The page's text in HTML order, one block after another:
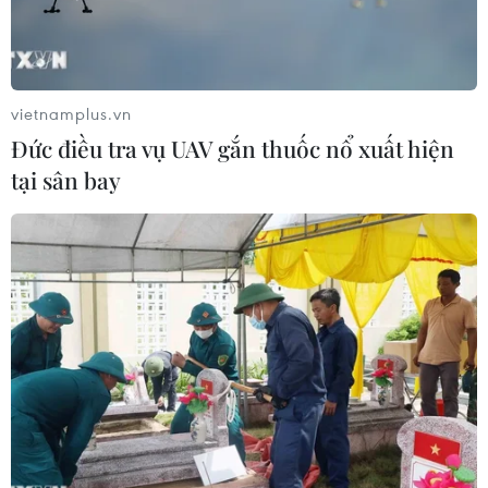
cố.
Tình huống giả định lực lượng chức năng đưa người bị thương
ra khỏi hiện trường vụ cháy trên tàu. (Ảnh: TTXVN phát)
Chiều 17/5, dự án tuyến đường sắt đô thị Nhổn-
ga Hà Nội đã diễn tập kịch bản khẩn cấp sơ tán
vietnamplus.vn
Đức điều tra vụ UAV gắn thuốc nổ xuất hiện
tại sân bay